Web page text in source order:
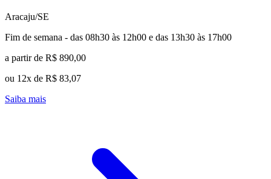
Aracaju/SE
Fim de semana - das 08h30 às 12h00 e das 13h30 às 17h00
a partir de R$ 890,00
ou 12x de R$ 83,07
Saiba mais